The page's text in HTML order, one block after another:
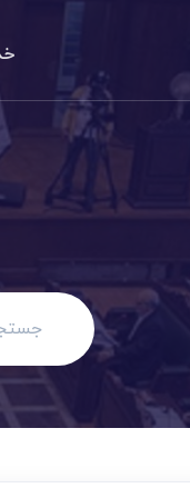
دعاوی
الزام به
دعاوی
مهریه،
مطالبه
دعاوی